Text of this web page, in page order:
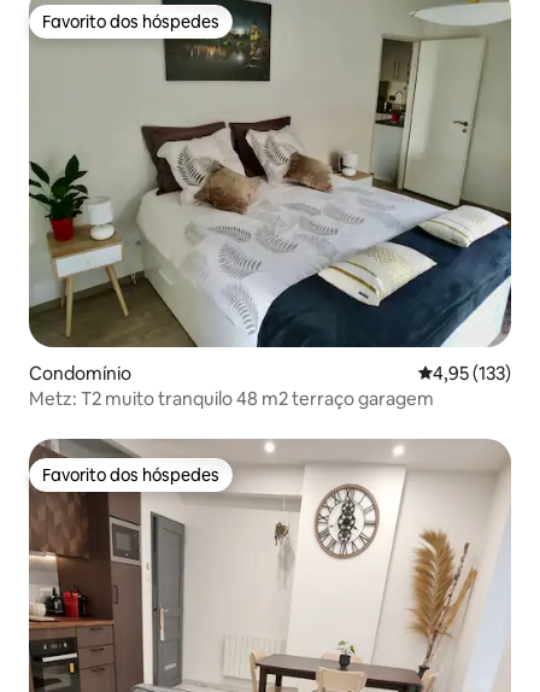
Favorito dos hóspedes
Favorito dos hóspedes
Condomínio Classificação
4,95 (133)
Metz: T2 muito tranquilo 48 m2 terraço garagem
Favorito dos hóspedes
Favorito dos hóspedes